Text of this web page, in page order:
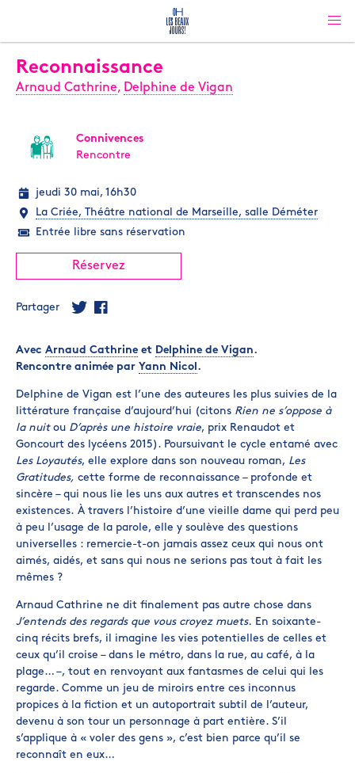
Reconnaissance
Arnaud Cathrine, Delphine de Vigan
Connivences
Rencontre
jeudi 30 mai, 16h30
La Criée, Théâtre national de Marseille, salle Déméter
Entrée libre sans réservation
Réservez
Partager
Avec Arnaud Cathrine et Delphine de Vigan.
Rencontre animée par Yann Nicol.
Delphine de Vigan est l’une des auteures les plus suivies de la
littérature française d’aujourd’hui (citons Rien ne s’oppose à
la nuitou D’après une histoire vraie, prix Renaudot et
Goncourt des lycéens 2015). Poursuivant le cycle entamé avec
Les Loyautés, elle explore dans son nouveau roman, Les
Gratitudes, cette forme de reconnaissance – profonde et
sincère – qui nous lie les uns aux autres et transcendes nos
existences. À travers l’histoire d’une vieille dame qui perd peu
à peu l’usage de la parole, elle y soulève des questions
universelles : remercie-t-on jamais assez ceux qui nous ont
aimés, aidés, et sans qui nous ne serions pas tout à fait les
mêmes ?
Arnaud Cathrine ne dit finalement pas autre chose dans
J’entends des regards que vous croyez muets. En soixante-
cinq récits brefs, il imagine les vies potentielles de celles et
ceux qu’il croise – dans le métro, dans la rue, au café, à la
plage… –, tout en renvoyant aux fantasmes de celui qui les
regarde. Comme un jeu de miroirs entre ces inconnus
propices à la fiction et un autoportrait subtil de l’auteur,
devenu à son tour un personnage à part entière. S’il
s’applique à « voler des gens », c’est bien parce qu’il se
reconnaît en eux…